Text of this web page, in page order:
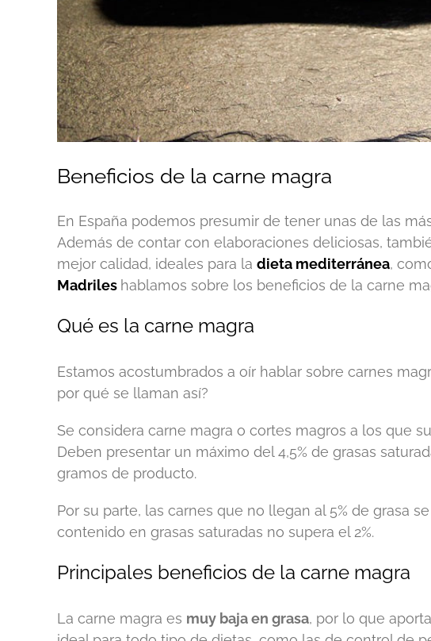
Beneficios de la carne magra
En España podemos presumir de tener unas de las
Además de contar con elaboraciones deliciosas,
mejor calidad, ideales para la dieta mediterránea,
Madriles hablamos sobre los beneficios de la carne
Qué es la carne magra
Estamos acostumbrados a oír hablar sobre carnes
por qué se llaman así?
Se considera carne magra o cortes magros a los que
Deben presentar un máximo del 4,5% de grasas
gramos de producto.
Por su parte, las carnes que no llegan al 5% de grasa
contenido en grasas saturadas no supera el 2%.
Principales beneficios de la carne magra
La carne magra es muy baja en grasa, por lo que